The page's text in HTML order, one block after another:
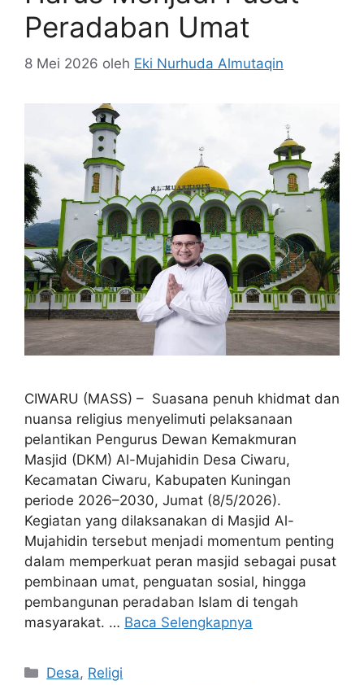
Peradaban Umat
8 Mei 2026 oleh Eki Nurhuda Almutaqin
CIWARU (MASS) – Suasana penuh khidmat dan
nuansa religius menyelimuti pelaksanaan
pelantikan Pengurus Dewan Kemakmuran
Masjid (DKM) Al-Mujahidin Desa Ciwaru,
Kecamatan Ciwaru, Kabupaten Kuningan
periode 2026–2030, Jumat (8/5/2026).
Kegiatan yang dilaksanakan di Masjid Al-
Mujahidin tersebut menjadi momentum penting
dalam memperkuat peran masjid sebagai pusat
pembinaan umat, penguatan sosial, hingga
pembangunan peradaban Islam di tengah
masyarakat. … Baca Selengkapnya
Kategori
Desa, Religi